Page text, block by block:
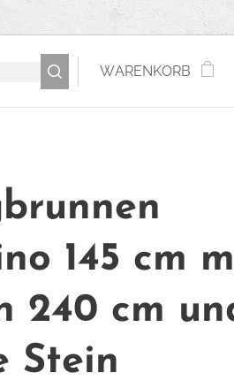
WARENKORB
145 cm
240 cm
Stein